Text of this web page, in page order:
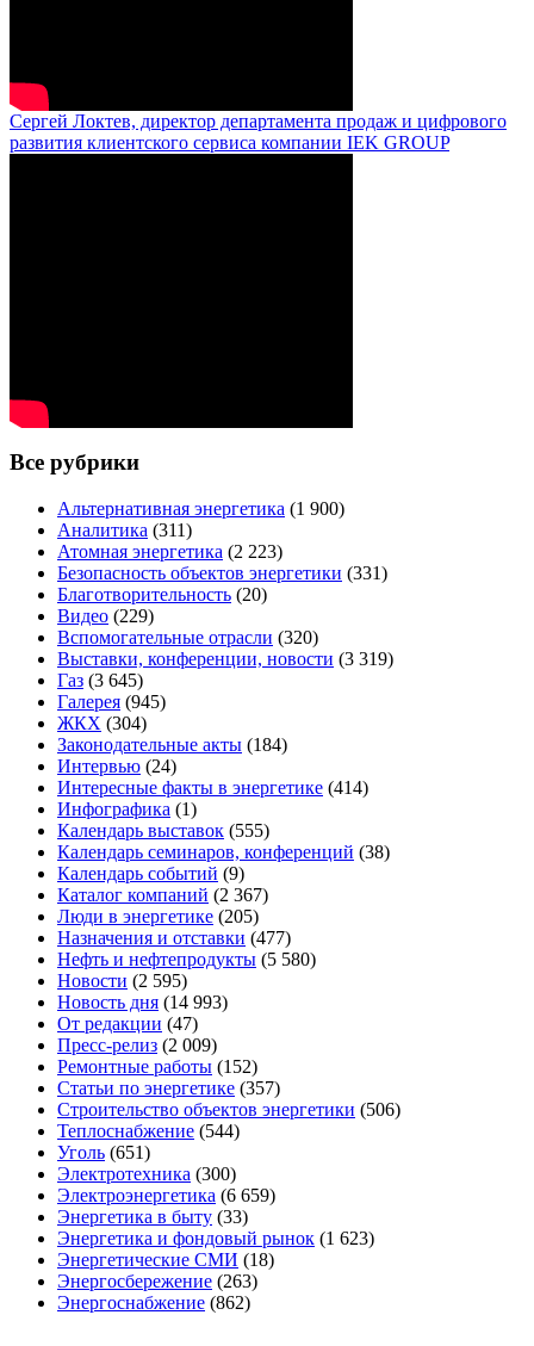
Сергей Локтев, директор департамента продаж и цифрового
развития клиентского сервиса компании IEK GROUP
Все рубрики
Альтернативная энергетика (1 900)
Аналитика (311)
Атомная энергетика (2 223)
Безопасность объектов энергетики (331)
Благотворительность (20)
Видео (229)
Вспомогательные отрасли (320)
Выставки, конференции, новости (3 319)
Газ (3 645)
Галерея (945)
ЖКХ (304)
Законодательные акты (184)
Интервью (24)
Интересные факты в энергетике (414)
Инфографика (1)
Календарь выставок (555)
Календарь семинаров, конференций (38)
Календарь событий (9)
Каталог компаний (2 367)
Люди в энергетике (205)
Назначения и отставки (477)
Нефть и нефтепродукты (5 580)
Новости (2 595)
Новость дня (14 993)
От редакции (47)
Пресс-релиз (2 009)
Ремонтные работы (152)
Статьи по энергетике (357)
Строительство объектов энергетики (506)
Теплоснабжение (544)
Уголь (651)
Электротехника (300)
Электроэнергетика (6 659)
Энергетика в быту (33)
Энергетика и фондовый рынок (1 623)
Энергетические СМИ (18)
Энергосбережение (263)
Энергоснабжение (862)